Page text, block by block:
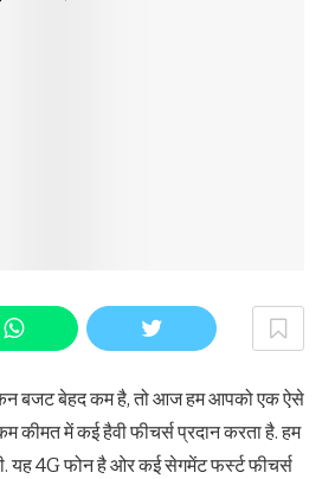
बजट बेहद कम है, तो आज हम आपको एक ऐसे
कीमत में कई हैवी फीचर्स प्रदान करता है. हम
यह 4G फोन है ओर कई सेगमेंट फर्स्ट फीचर्स